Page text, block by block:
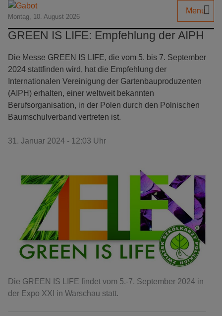
Montag, 10. August 2026
Menu
GREEN IS LIFE: Empfehlung der AIPH
Die Messe GREEN IS LIFE, die vom 5. bis 7. September
2024 stattfinden wird, hat die Empfehlung der
Internationalen Vereinigung der Gartenbauproduzenten
(AIPH) erhalten, einer weltweit bekannten
Berufsorganisation, in der Polen durch den Polnischen
Baumschulverband vertreten ist.
31. Januar 2024 - 12:03 Uhr
Die GREEN IS LIFE findet vom 5.-7. September 2024 in
der Expo XXI in Warschau statt.